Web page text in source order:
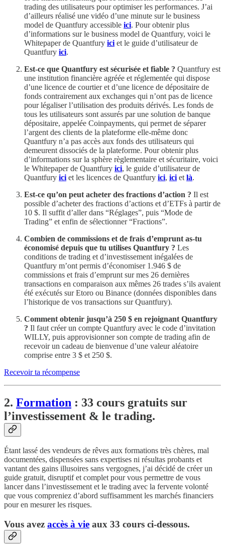
trading des utilisateurs pour optimiser les performances. J’ai
d’ailleurs réalisé une vidéo d’une minute sur le business
model de Quantfury accessible ici. Pour obtenir plus
d’informations sur le business model de Quantfury, voici le
Whitepaper de Quantfury ici et le guide d’utilisateur de
Quantfury ici.
Est-ce que Quantfury est sécurisée et fiable ? Quantfury est
une institution financière agréée et réglementée qui dispose
d’une licence de courtier et d’une licence de dépositaire de
fonds contrairement aux exchanges qui n’ont pas de licence
pour légaliser l’utilisation des produits dérivés. Les fonds de
tous les utilisateurs sont assurés par une solution de banque
dépositaire, appelée Coinpayments, qui permet de séparer
l’argent des clients de la plateforme elle-même donc
Quantfury n’a pas accès aux fonds des utilisateurs qui
demeurent dissociés de la plateforme. Pour obtenir plus
d’informations sur la sphère règlementaire et sécuritaire, voici
le Whitepaper de Quantfury ici, le guide d’utilisateur de
Quantfury ici et les licences de Quantfury ici, ici et là.
Est-ce qu’on peut acheter des fractions d’action ? Il est
possible d’acheter des fractions d’actions et d’ETFs à partir de
10 $. Il suffit d’aller dans “Réglages”, puis “Mode de
Trading” et enfin de sélectionner “Fractions”.
Combien de commissions et de frais d’emprunt as-tu
économisé depuis que tu utilises Quantfury ? Les
conditions de trading et d’investissement inégalées de
Quantfury m’ont permis d’économiser 1.946 $ de
commissions et frais d’emprunt sur mes 26 dernières
transactions en comparaison aux mêmes 26 trades s’ils avaient
été exécutés sur Etoro ou Binance (données disponibles dans
l’historique de vos transactions sur Quantfury).
Comment obtenir jusqu’à 250 $ en rejoignant Quantfury
? Il faut créer un compte Quantfury avec le code d’invitation
WILLY, puis approvisionner son compte de trading afin de
recevoir un cadeau de bienvenue d’une valeur aléatoire
comprise entre 3 $ et 250 $.
Recevoir ta récompense
2. Formation : 33 cours gratuits sur
l’investissement & le trading.
Étant lassé des vendeurs de rêves aux formations très chères, mal
documentées, dispensées sans expertises ni résultas probants et
vantant des gains illusoires sans vergognes, j’ai décidé de créer un
guide gratuit, disruptif et complet pour vous permettre de vous
lancer dans l’investissement et le trading avec la fervente volonté
que vous compreniez d’abord suffisamment les marchés financiers
pour en mesurer les risques.
Vous avez accès à vie aux 33 cours ci-dessous.